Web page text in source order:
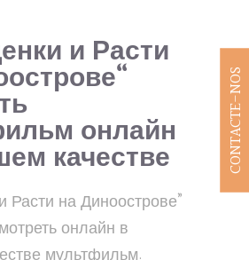
и Расти
онлайн
качестве
Расти на Диноострове”
онлайн в
CONTACTE-NOS